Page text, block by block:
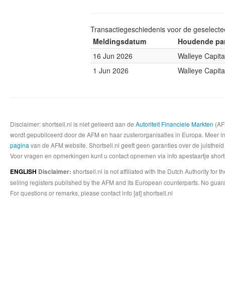
Transactiegeschiedenis voor de
Meldingsdatum
Houdende
16 Jun 2026
Walleye
1 Jun 2026
Walleye
Disclaimer: shortsell.nl is niet gelieerd aan de Autoriteit Financiele Markten
wordt gepubliceerd door de AFM en haar zusterorganisaties in Europa.
pagina van de AFM website. Shortsell.nl geeft geen garanties over de
Voor vragen en opmerkingen kunt u contact opnemen via info apestaartje
ENGLISH Disclaimer: shortsell.nl is not affiliated with the Dutch Authority for
selling registers published by the AFM and its European counterparts. No
For questions or remarks, please contact info [at] shortsell.nl